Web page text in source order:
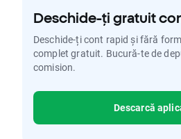
Deschide-ți gratuit
Deschide-ți cont rapid și fără
complet gratuit. Bucură-te de
comision.
Descarcă